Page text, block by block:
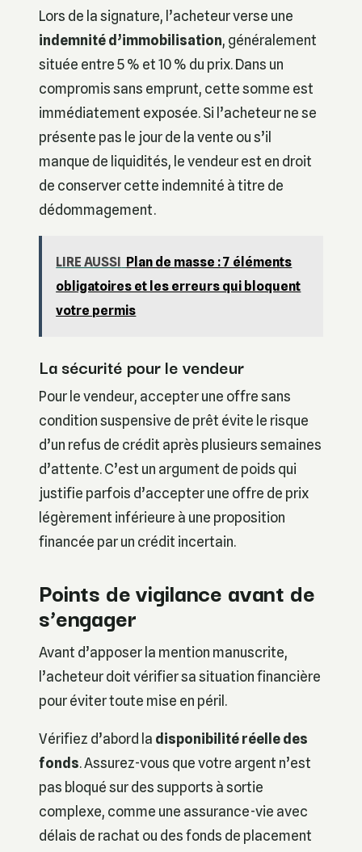
Lors de la signature, l’acheteur verse une
indemnité d’immobilisation, généralement
située entre 5 % et 10 % du prix. Dans un
compromis sans emprunt, cette somme est
immédiatement exposée. Si l’acheteur ne se
présente pas le jour de la vente ou s’il
manque de liquidités, le vendeur est en droit
de conserver cette indemnité à titre de
dédommagement.
LIRE AUSSI
Plan de masse : 7 éléments
obligatoires et les erreurs qui bloquent
votre permis
La sécurité pour le vendeur
Pour le vendeur, accepter une offre sans
condition suspensive de prêt évite le risque
d’un refus de crédit après plusieurs semaines
d’attente. C’est un argument de poids qui
justifie parfois d’accepter une offre de prix
légèrement inférieure à une proposition
financée par un crédit incertain.
Points de vigilance avant de
s’engager
Avant d’apposer la mention manuscrite,
l’acheteur doit vérifier sa situation financière
pour éviter toute mise en péril.
Vérifiez d’abord la disponibilité réelle des
fonds. Assurez-vous que votre argent n’est
pas bloqué sur des supports à sortie
complexe, comme une assurance-vie avec
délais de rachat ou des fonds de placement